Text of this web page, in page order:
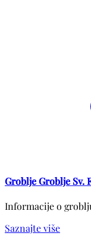
Groblje Groblje Sv.
Informacije o
Saznajte više